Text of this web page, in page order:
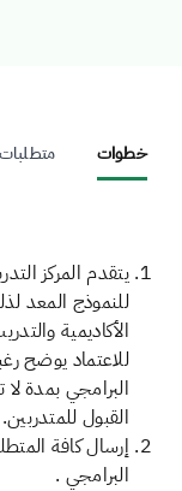
خطوات
يتقدم المركز
للنموذج المعد
الأكاديمية
للاعتماد يوضح
القبول للمتدربين.
إرسال كافة
البرامجي .